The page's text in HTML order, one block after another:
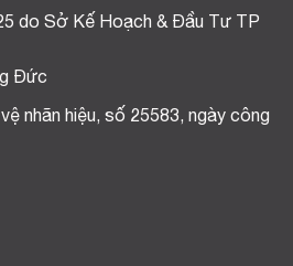
do Sở Kế Hoạch & Đầu Tư TP
Đức
nhãn hiệu, số 25583, ngày công